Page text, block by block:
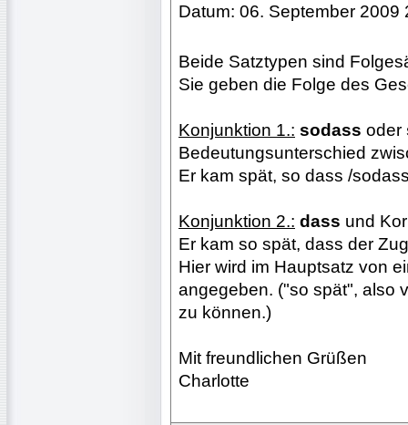
Datum: 06. September 2009
Beide Satztypen sind
Sie geben die Folge des
Konjunktion 1.: sodass oder
Bedeutungsunterschied
Er kam spät, so dass /
Konjunktion 2.: dass und
Er kam so spät, dass der
Hier wird im Hauptsatz von
angegeben. ("so spät", also
zu können.)
Mit freundlichen Grüßen
Charlotte